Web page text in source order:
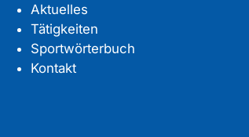
Aktuelles
Tätigkeiten
Sportwörterbuch
Kontakt